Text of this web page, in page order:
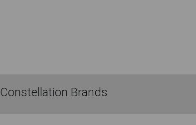
Constellation Brands